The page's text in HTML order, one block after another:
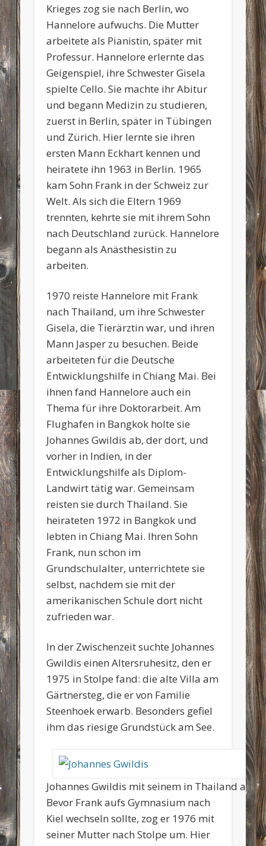
Krieges zog sie nach Berlin, wo
Hannelore aufwuchs. Die Mutter
arbeitete als Pianistin, später mit
Professur. Hannelore erlernte das
Geigenspiel, ihre Schwester Gisela
spielte Cello. Sie machte ihr Abitur
und begann Medizin zu studieren,
zuerst in Berlin, später in Tübingen
und Zürich. Hier lernte sie ihren
ersten Mann Eckhart kennen und
heiratete ihn 1963 in Berlin. 1965
kam Sohn Frank in der Schweiz zur
Welt. Als sich die Eltern 1969
trennten, kehrte sie mit ihrem Sohn
nach Deutschland zurück. Hannelore
begann als Anästhesistin zu
arbeiten.
1970 reiste Hannelore mit Frank
nach Thailand, um ihre Schwester
Gisela, die Tierärztin war, und ihren
Mann Jasper zu besuchen. Beide
arbeiteten für die Deutsche
Entwicklungshilfe in Chiang Mai. Bei
ihnen fand Hannelore auch ein
Thema für ihre Doktorarbeit. Am
Flughafen in Bangkok holte sie
Johannes Gwildis ab, der dort, und
vorher in Indien, in der
Entwicklungshilfe als Diplom-
Landwirt tätig war. Gemeinsam
reisten sie durch Thailand. Sie
heirateten 1972 in Bangkok und
lebten in Chiang Mai. Ihren Sohn
Frank, nun schon im
Grundschulalter, unterrichtete sie
selbst, nachdem sie mit der
amerikanischen Schule dort nicht
zufrieden war.
In der Zwischenzeit suchte Johannes
Gwildis einen Altersruhesitz, den er
1975 in Stolpe fand: die alte Villa am
Gärtnersteg, die er von Familie
Steenhoek erwarb. Besonders gefiel
ihm das riesige Grundstück am See.
Johannes Gwildis mit seinem in Thailand
Bevor Frank aufs Gymnasium nach
Kiel wechseln sollte, zog er 1976 mit
seiner Mutter nach Stolpe um. Hier